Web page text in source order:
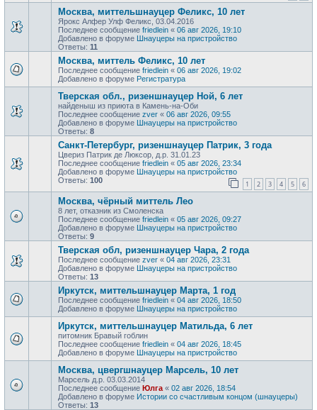
Москва, миттельшнауцер Феликс, 10 лет
Ярокс Алфер Улф Феликс, 03.04.2016
Последнее сообщение friedlein « 06 авг 2026, 19:10
Добавлено в форуме Шнауцеры на пристройство
Ответы: 11
Москва, миттель Феликс, 10 лет
Последнее сообщение friedlein « 06 авг 2026, 19:02
Добавлено в форуме Регистратура
Тверская обл., ризеншнауцер Ной, 6 лет
найденыш из приюта в Камень-на-Оби
Последнее сообщение zver « 06 авг 2026, 09:55
Добавлено в форуме Шнауцеры на пристройство
Ответы: 8
Санкт-Петербург, ризеншнауцер Патрик, 3 года
Цвериз Патрик де Люксор, д.р. 31.01.23
Последнее сообщение friedlein « 05 авг 2026, 23:34
Добавлено в форуме Шнауцеры на пристройство
Ответы: 100 1 2 3 4 5 6
Москва, чёрный миттель Лео
8 лет, отказник из Смоленска
Последнее сообщение friedlein « 05 авг 2026, 09:27
Добавлено в форуме Шнауцеры на пристройство
Ответы: 9
Тверская обл, ризеншнауцер Чара, 2 года
Последнее сообщение zver « 04 авг 2026, 23:31
Добавлено в форуме Шнауцеры на пристройство
Ответы: 13
Иркутск, миттельшнауцер Марта, 1 год
Последнее сообщение friedlein « 04 авг 2026, 18:50
Добавлено в форуме Шнауцеры на пристройство
Иркутск, миттельшнауцер Матильда, 6 лет
питомник Бравый гоблин
Последнее сообщение friedlein « 04 авг 2026, 18:45
Добавлено в форуме Шнауцеры на пристройство
Москва, цвергшнауцер Марсель, 10 лет
Марсель д.р. 03.03.2014
Последнее сообщение Юлга « 02 авг 2026, 18:54
Добавлено в форуме Истории со счастливым концом (шнауцеры)
Ответы: 13